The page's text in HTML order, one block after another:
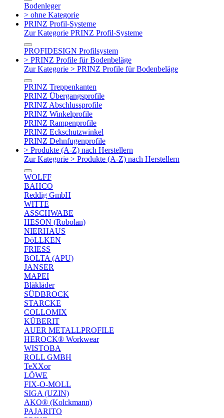
Bodenleger
> ohne Kategorie
PRINZ Profil-Systeme
Zur Kategorie PRINZ Profil-Systeme
PROFIDESIGN Profilsystem
> PRINZ Profile für Bodenbeläge
Zur Kategorie > PRINZ Profile für Bodenbeläge
PRINZ Treppenkanten
PRINZ Übergangsprofile
PRINZ Abschlussprofile
PRINZ Winkelprofile
PRINZ Rampenprofile
PRINZ Eckschutzwinkel
PRINZ Dehnfugenprofile
> Produkte (A-Z) nach Herstellern
Zur Kategorie > Produkte (A-Z) nach Herstellern
WOLFF
BAHCO
Reddig GmbH
WITTE
ASSCHWABE
HESON (Robolan)
NIERHAUS
DöLLKEN
FRIESS
BOLTA (APU)
JANSER
MAPEI
Blåkläder
SÜDBROCK
STARCKE
COLLOMIX
KÜBERIT
AUER METALLPROFILE
HEROCK® Workwear
WISTOBA
ROLL GMBH
TeXXor
LÖWE
FIX-O-MOLL
SIGA (UZIN)
AKO® (Kolckmann)
PAJARITO